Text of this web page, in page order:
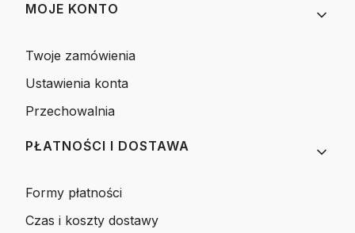
MOJE KONTO
Twoje zamówienia
Ustawienia konta
Przechowalnia
PŁATNOŚCI I DOSTAWA
Formy płatności
Czas i koszty dostawy